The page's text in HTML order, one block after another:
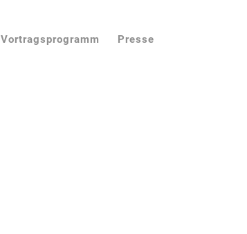
Vortragsprogramm Presse